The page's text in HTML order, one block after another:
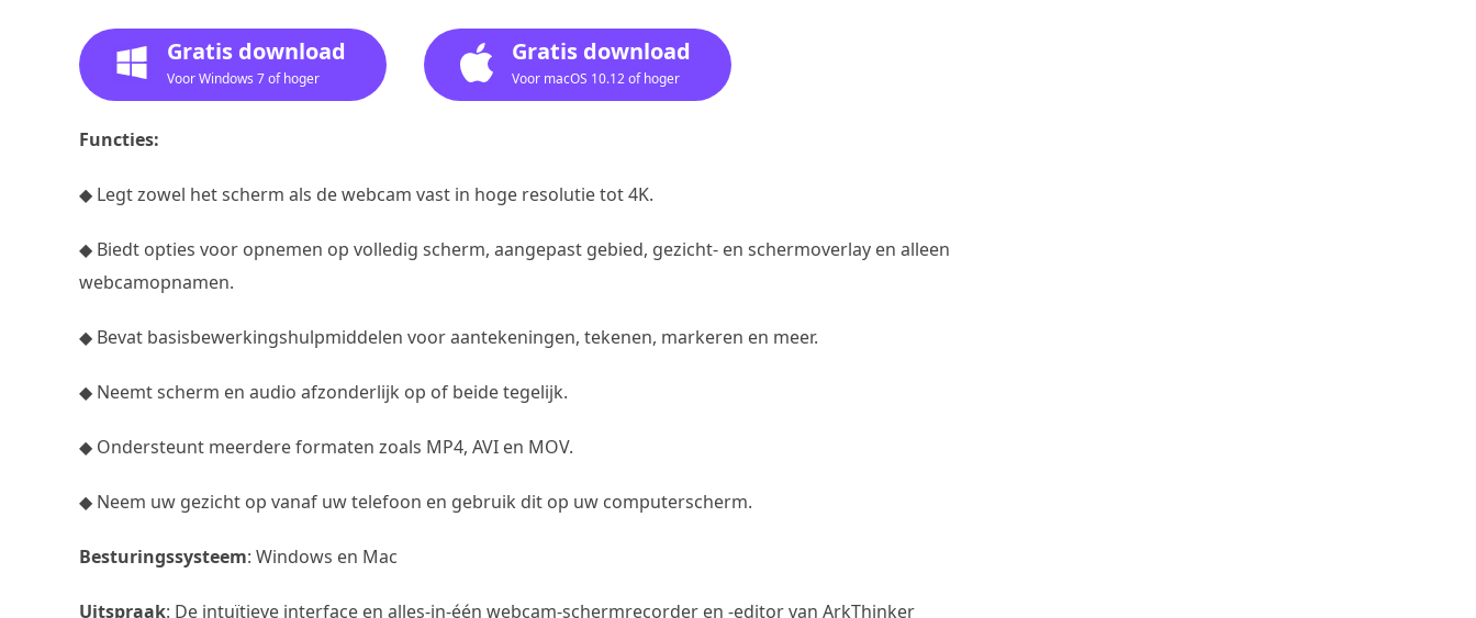
Gratis download
Voor Windows 7 of hoger
Gratis download
Voor macOS 10.12 of hoger
Functies:
◆ Legt zowel het scherm als de webcam vast in hoge resolutie tot 4K.
◆ Biedt opties voor opnemen op volledig scherm, aangepast gebied, gezicht- en schermoverlay en alleen
webcamopnamen.
◆ Bevat basisbewerkingshulpmiddelen voor aantekeningen, tekenen, markeren en meer.
◆ Neemt scherm en audio afzonderlijk op of beide tegelijk.
◆ Ondersteunt meerdere formaten zoals MP4, AVI en MOV.
◆ Neem uw gezicht op vanaf uw telefoon en gebruik dit op uw computerscherm.
Besturingssysteem: Windows en Mac
Uitspraak: De intuïtieve interface en alles-in-één webcam-schermrecorder en -editor van ArkThinker